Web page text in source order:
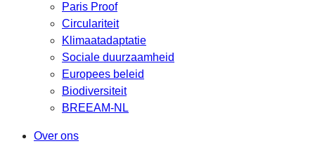
Paris Proof
Circulariteit
Klimaatadaptatie
Sociale duurzaamheid
Europees beleid
Biodiversiteit
BREEAM-NL
Over ons